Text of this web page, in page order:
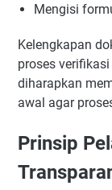
Mengisi
Kelengkapan
proses
diharapkan
awal agar
Prinsip